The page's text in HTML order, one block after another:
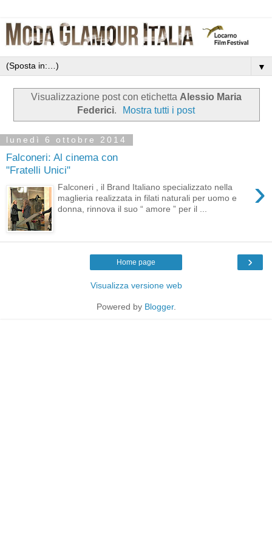
▼
Visualizzazione post con etichetta Alessio Maria
Federici. Mostra tutti i post
lunedì 6 ottobre 2014
Falconeri: Al cinema con
"Fratelli Unici"
›
Falconeri , il Brand Italiano specializzato nella
maglieria realizzata in filati naturali per uomo e
donna, rinnova il suo “ amore ” per il ...
›
Home page
Visualizza versione web
Powered by Blogger.